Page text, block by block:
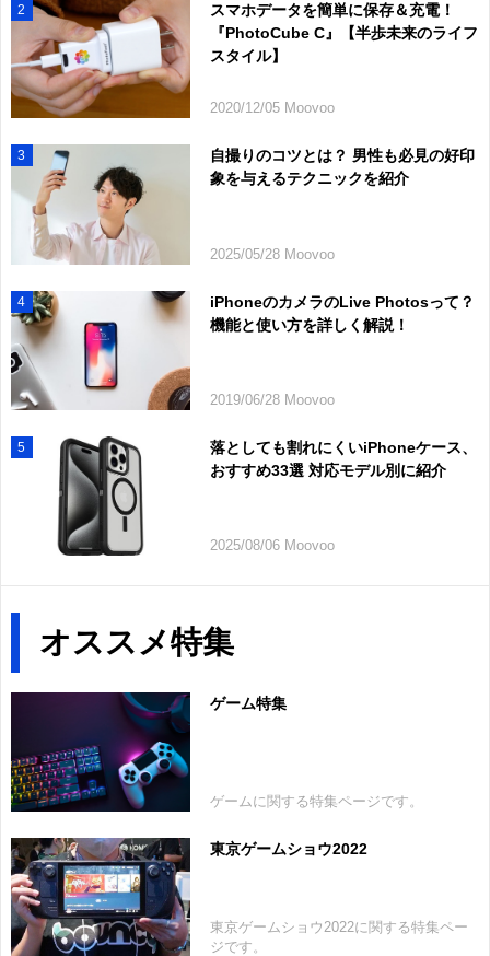
2
スマホデータを簡単に保存＆充電！
『PhotoCube C』【半歩未来のライフ
スタイル】
2020/12/05 Moovoo
3
自撮りのコツとは？ 男性も必見の好印
象を与えるテクニックを紹介
2025/05/28 Moovoo
4
iPhoneのカメラのLive Photosって？
機能と使い方を詳しく解説！
2019/06/28 Moovoo
5
落としても割れにくいiPhoneケース、
おすすめ33選 対応モデル別に紹介
2025/08/06 Moovoo
オススメ特集
ゲーム特集
ゲームに関する特集ページです。
東京ゲームショウ2022
東京ゲームショウ2022に関する特集ペー
ジです。